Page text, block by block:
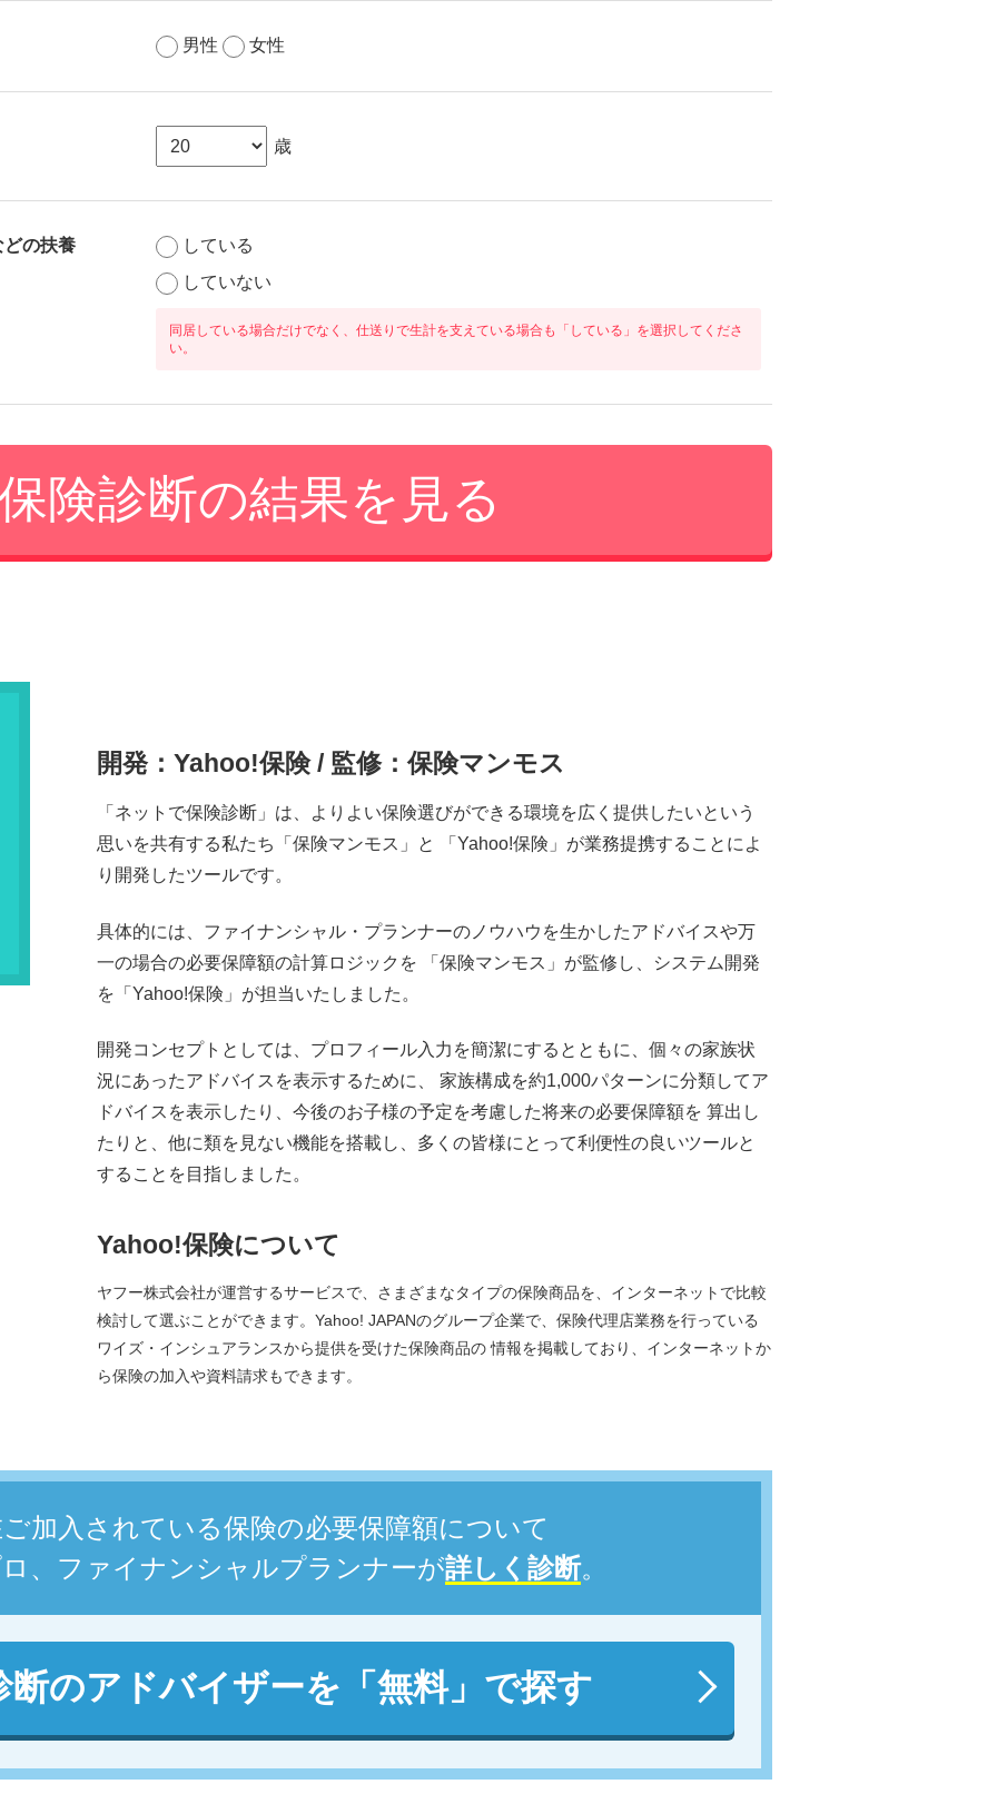
男性 女性
歳
どの扶養
している
していない
同居している場合だけでなく、仕送りで生計を支えている場合も「している」を選択してくださ
い。
開発：Yahoo!保険/ 監修：保険マンモス
「ネットで保険診断」は、よりよい保険選びができる環境を広く提供したいという
思いを共有する私たち「保険マンモス」と 「Yahoo!保険」が業務提携することによ
り開発したツールです。
具体的には、ファイナンシャル・プランナーのノウハウを生かしたアドバイスや万
一の場合の必要保障額の計算ロジックを 「保険マンモス」が監修し、システム開発
を「Yahoo!保険」が担当いたしました。
開発コンセプトとしては、プロフィール入力を簡潔にするとともに、個々の家族状
況にあったアドバイスを表示するために、 家族構成を約1,000パターンに分類してア
ドバイスを表示したり、今後のお子様の予定を考慮した将来の必要保障額を 算出し
たりと、他に類を見ない機能を搭載し、多くの皆様にとって利便性の良いツールと
することを目指しました。
Yahoo!保険について
ヤフー株式会社が運営するサービスで、さまざまなタイプの保険商品を、インターネットで比較
検討して選ぶことができます。Yahoo! JAPANのグループ企業で、保険代理店業務を行っている
ワイズ・インシュアランスから提供を受けた保険商品の 情報を掲載しており、インターネットか
ら保険の加入や資料請求もできます。
加入されている保険の必要保障額について
、ファイナンシャルプランナーが詳しく診断。
断のアドバイザーを 「無料」で探す